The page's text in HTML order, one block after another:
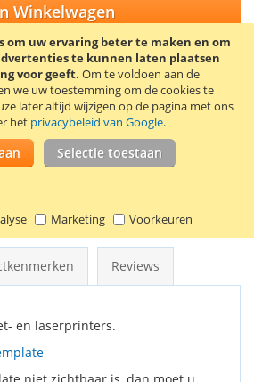
om uw ervaring beter te maken en om
te kunnen laten plaatsen
voor geeft. Om te voldoen aan de
we uw toestemming om de cookies te
later altijd wijzigen op de pagina met ons
het privacybeleid van Google.
Selectie toestaan
Marketing Voorkeuren
Winkelwagen
AAN VERLANGLIJST
OM TE VERGELIJKEN
etiketten op A4 vellen. Afmetingen: 38
per vel. Verpakt per 100 vel (6500
van de etiketten is 68 g/m² en
m².
Reviews
en laserprinters.